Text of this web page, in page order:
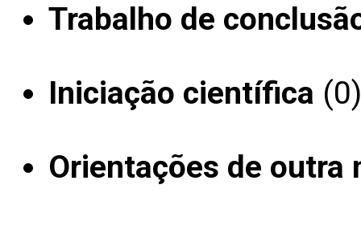
Trabalho de
Iniciação científica (0)
Orientações de outra